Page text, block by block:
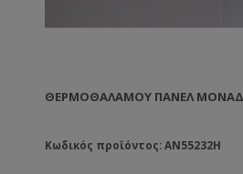
ΘΕΡΜΟΘΑΛΆΜΟΥ ΠΆΝΕΛ
Κωδικός προϊόντος: AN55232H